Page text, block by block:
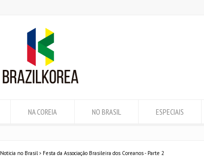
NA COREIA NO BRASIL ESPECIAIS
Noticia no Brasil Festa da Associação Brasileira dos Coreanos - Parte 2